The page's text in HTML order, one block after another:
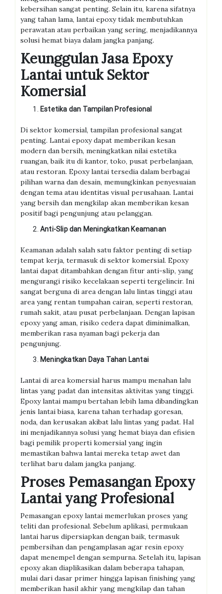
kebersihan sangat penting. Selain itu, karena sifatnya
yang tahan lama, lantai epoxy tidak membutuhkan
perawatan atau perbaikan yang sering, menjadikannya
solusi hemat biaya dalam jangka panjang.
Keunggulan Jasa Epoxy
Lantai untuk Sektor
Komersial
Estetika dan Tampilan Profesional
Di sektor komersial, tampilan profesional sangat
penting. Lantai epoxy dapat memberikan kesan
modern dan bersih, meningkatkan nilai estetika
ruangan, baik itu di kantor, toko, pusat perbelanjaan,
atau restoran. Epoxy lantai tersedia dalam berbagai
pilihan warna dan desain, memungkinkan penyesuaian
dengan tema atau identitas visual perusahaan. Lantai
yang bersih dan mengkilap akan memberikan kesan
positif bagi pengunjung atau pelanggan.
Anti-Slip dan Meningkatkan Keamanan
Keamanan adalah salah satu faktor penting di setiap
tempat kerja, termasuk di sektor komersial. Epoxy
lantai dapat ditambahkan dengan fitur anti-slip, yang
mengurangi risiko kecelakaan seperti tergelincir. Ini
sangat berguna di area dengan lalu lintas tinggi atau
area yang rentan tumpahan cairan, seperti restoran,
rumah sakit, atau pusat perbelanjaan. Dengan lapisan
epoxy yang aman, risiko cedera dapat diminimalkan,
memberikan rasa nyaman bagi pekerja dan
pengunjung.
Meningkatkan Daya Tahan Lantai
Lantai di area komersial harus mampu menahan lalu
lintas yang padat dan intensitas aktivitas yang tinggi.
Epoxy lantai mampu bertahan lebih lama dibandingkan
jenis lantai biasa, karena tahan terhadap goresan,
noda, dan kerusakan akibat lalu lintas yang padat. Hal
ini menjadikannya solusi yang hemat biaya dan efisien
bagi pemilik properti komersial yang ingin
memastikan bahwa lantai mereka tetap awet dan
terlihat baru dalam jangka panjang.
Proses Pemasangan Epoxy
Lantai yang Profesional
Pemasangan epoxy lantai memerlukan proses yang
teliti dan profesional. Sebelum aplikasi, permukaan
lantai harus dipersiapkan dengan baik, termasuk
pembersihan dan pengamplasan agar resin epoxy
dapat menempel dengan sempurna. Setelah itu, lapisan
epoxy akan diaplikasikan dalam beberapa tahapan,
mulai dari dasar primer hingga lapisan finishing yang
memberikan hasil akhir yang mengkilap dan tahan